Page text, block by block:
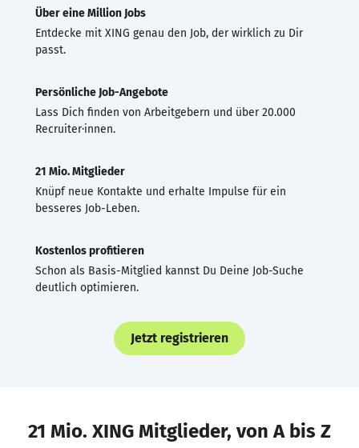
Über eine Million Jobs
Entdecke mit XING genau den Job, der wirklich zu Dir
passt.
Persönliche Job-Angebote
Lass Dich finden von Arbeitgebern und über 20.000
Recruiter·innen.
21 Mio. Mitglieder
Knüpf neue Kontakte und erhalte Impulse für ein
besseres Job-Leben.
Kostenlos profitieren
Schon als Basis-Mitglied kannst Du Deine Job-Suche
deutlich optimieren.
Jetzt registrieren
21 Mio. XING Mitglieder, von A bis Z